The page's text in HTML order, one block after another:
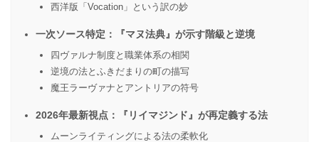
西洋版「Vocation」という訳の妙
一次ソース特定：『マヌ法典』が示す階級と逆境
四ヴァルナ制度と職業体系の相関
逆境の法とふきだまりの町の描写
魔王ラーヴァナとアントリアの符号
2026年最新視点：『リイマジンド』が再定義する法
ムーンライティングによる法の柔軟化